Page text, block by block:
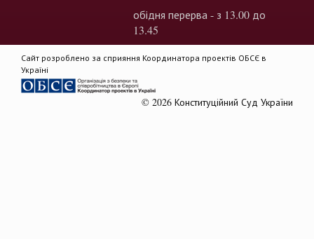
обідня перерва - з 13.00 до
13.45
Сайт розроблено за сприяння Координатора проектів ОБСЄ в
Україні
© 2026 Конституційний Суд України